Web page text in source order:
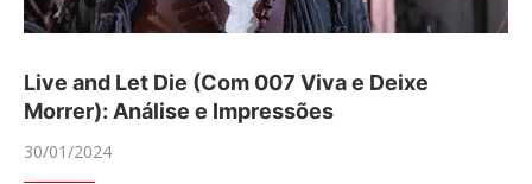
Live and Let Die (Com 007 Viva e Deixe
Morrer): Análise e Impressões
30/01/2024